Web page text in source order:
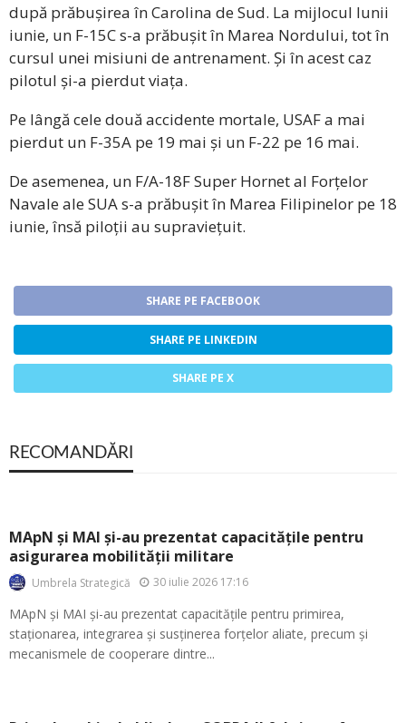
după prăbușirea în Carolina de Sud. La mijlocul lunii
iunie, un F-15C s-a prăbușit în Marea Nordului, tot în
cursul unei misiuni de antrenament. Și în acest caz
pilotul și-a pierdut viața.
Pe lângă cele două accidente mortale, USAF a mai
pierdut un F-35A pe 19 mai și un F-22 pe 16 mai.
De asemenea, un F/A-18F Super Hornet al Forțelor
Navale ale SUA s-a prăbușit în Marea Filipinelor pe 18
iunie, însă piloții au supraviețuit.
SHARE PE FACEBOOK
SHARE PE LINKEDIN
SHARE PE X
RECOMANDĂRI
MApN și MAI și-au prezentat capacitățile pentru
asigurarea mobilității militare
Umbrela Strategică 30 iulie 2026 17:16
MApN și MAI și-au prezentat capacitățile pentru primirea,
staționarea, integrarea și susținerea forțelor aliate, precum și
mecanismele de cooperare dintre...